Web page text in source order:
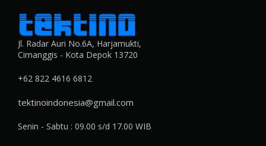
Jl. Radar Auri No.6A, Harjamukti,
Cimanggis - Kota Depok 13720
+62 822 4616 6812
tektinoindonesia@gmail.com
Senin - Sabtu : 09.00 s/d 17.00 WIB